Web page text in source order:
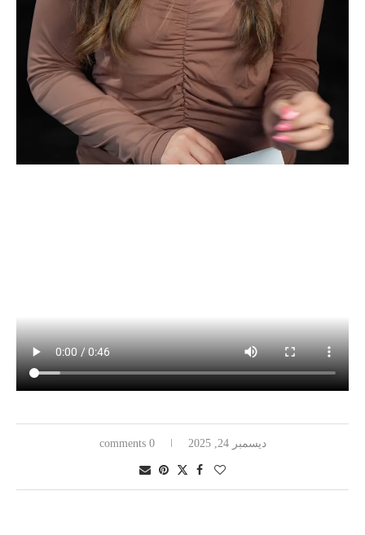
ديسمبر 24, 2025 0 comments